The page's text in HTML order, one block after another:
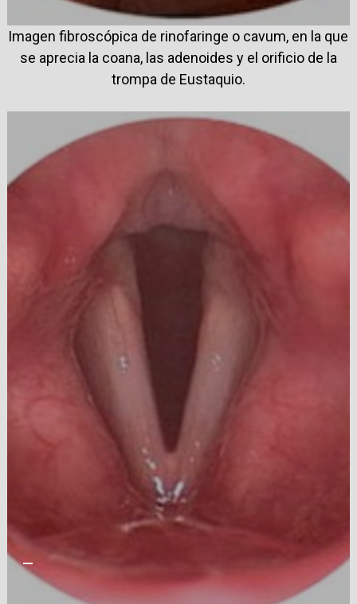
Imagen fibroscópica de rinofaringe o cavum, en la que
se aprecia la coana, las adenoides y el orificio de la
trompa de Eustaquio.
—